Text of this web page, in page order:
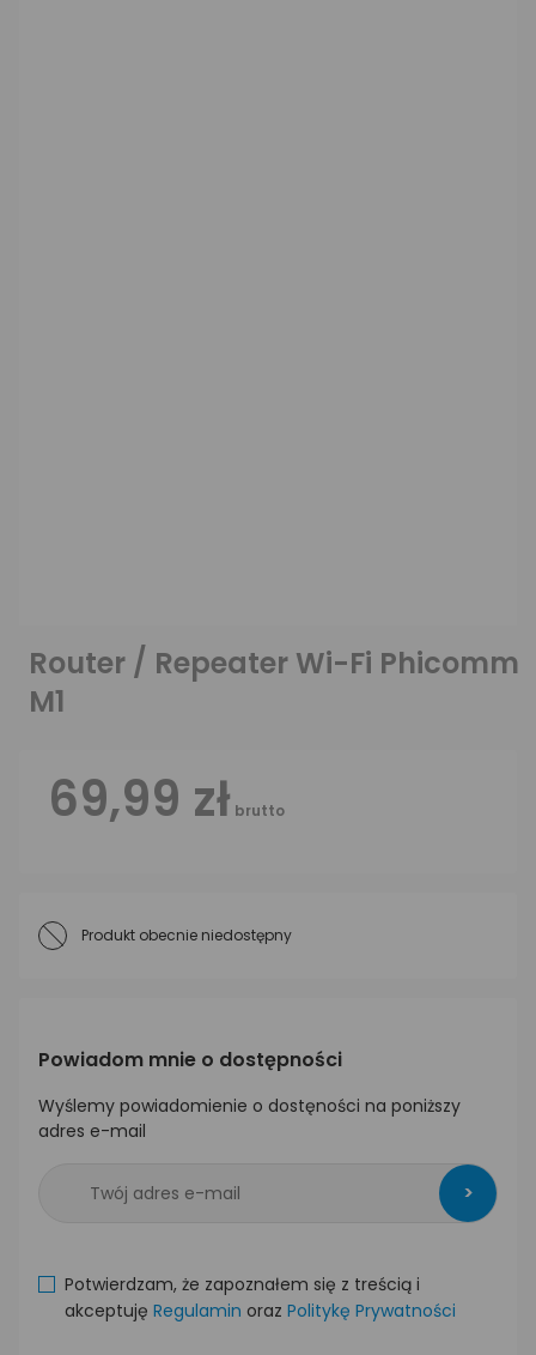
Router / Repeater Wi-Fi Phicomm
M1
69,99 zł brutto
Produkt obecnie niedostępny
Powiadom mnie o dostępności
Wyślemy powiadomienie o dostęności na poniższy
adres e-mail
>
Potwierdzam, że zapoznałem się z treścią i
akceptuję Regulamin oraz Politykę Prywatności